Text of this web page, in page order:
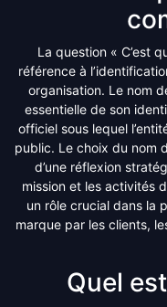
La question « C’est
référence à
organisation. Le nom
essentielle de son
officiel sous lequel
public. Le choix du nom
d’une réflexion
mission et les activités
un rôle crucial dans la
marque par les clients,
Quel